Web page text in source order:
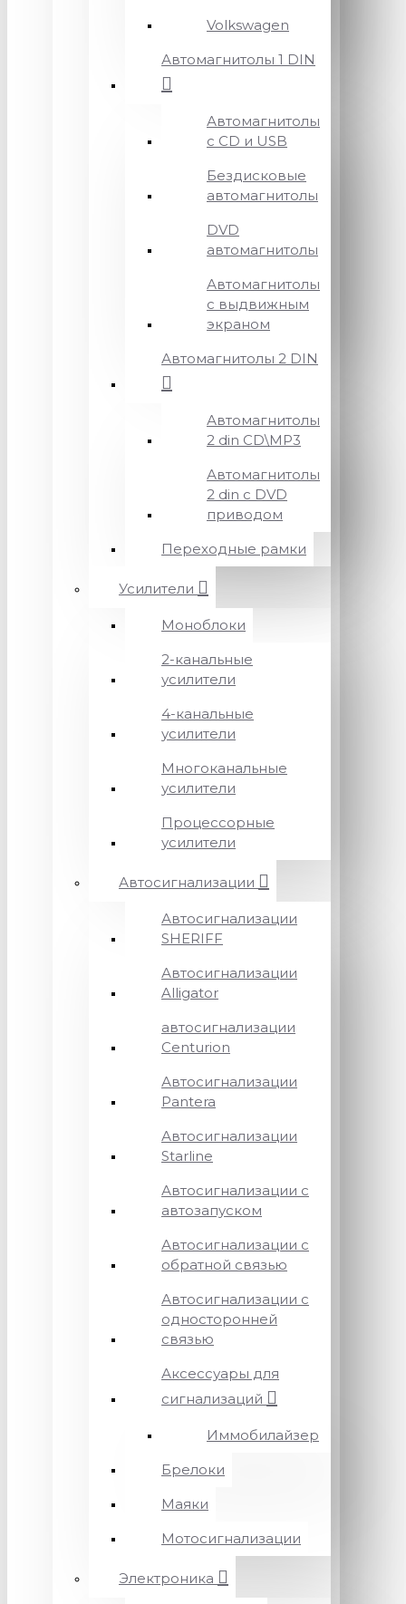
Volkswagen
Автомагнитолы 1 DIN
Автомагнитолы
с CD и USB
Бездисковые
автомагнитолы
DVD
автомагнитолы
Автомагнитолы
с выдвижным
экраном
Автомагнитолы 2 DIN
Автомагнитолы
2 din CD\MP3
Автомагнитолы
2 din с DVD
приводом
Переходные рамки
Усилители
Моноблоки
2-канальные
усилители
4-канальные
усилители
Многоканальные
усилители
Процессорные
усилители
Автосигнализации
Автосигнализации
SHERIFF
Автосигнализации
Alligator
автосигнализации
Centurion
Автосигнализации
Pantera
Автосигнализации
Starline
Автосигнализации с
автозапуском
Автосигнализации с
обратной связью
Автосигнализации с
односторонней
связью
Аксессуары для
сигнализаций
Иммобилайзер
Брелоки
Маяки
Мотосигнализации
Электроника